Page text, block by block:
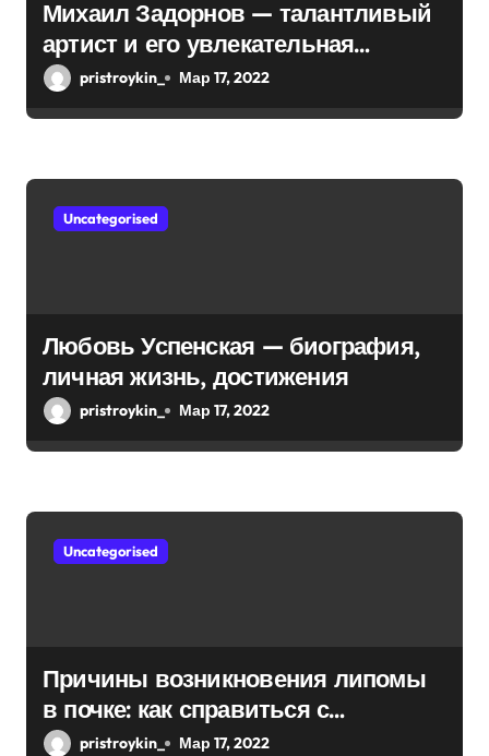
п
и
я
Михаил Задорнов — талантливый
артист и его увлекательная
биография — выдающиеся
pristroykin_ Мар 17, 2022
Uncategorised
Любовь Успенская — биография,
личная жизнь, достижения
pristroykin_ Мар 17, 2022
Uncategorised
Причины возникновения липомы
в почке: как справиться с
болезнью
pristroykin_ Мар 17, 2022